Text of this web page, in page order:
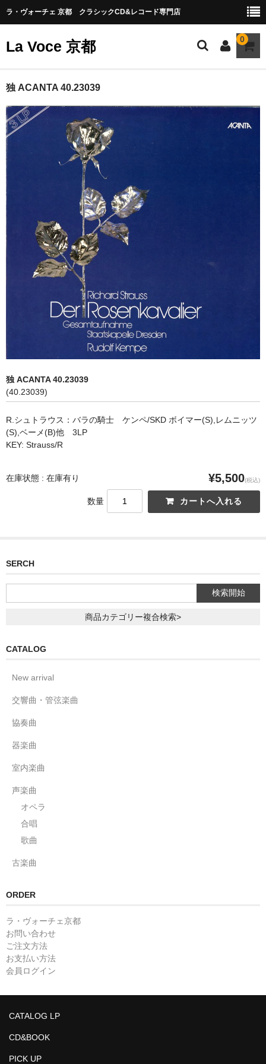
ラ・ヴォーチェ 京都 クラシックCD&レコード専門店
La Voce 京都 0
CATALOG LP
New arrival
交響曲・管弦楽曲
声楽曲
合唱
CD&BOOK
PICK UP
ORDER
CONTACT
独 ACANTA 40.23039
独 ACANTA 40.23039
(40.23039)
R.シュトラウス：バラの騎士 ケンペ/SKD ボイマー(S),レムニッツ
(S),ベーメ(B)他 3LP
KEY: Strauss/R
在庫状態 : 在庫有り ¥5,500(税込)
数量
SERCH
商品カテゴリー複合検索>
CATALOG
New arrival
交響曲・管弦楽曲
協奏曲
器楽曲
室内楽曲
声楽曲
オペラ
合唱
歌曲
古楽曲
ORDER
ラ・ヴォーチェ京都
お問い合わせ
ご注文方法
お支払い方法
会員ログイン
CATALOG LP
CD&BOOK
PICK UP